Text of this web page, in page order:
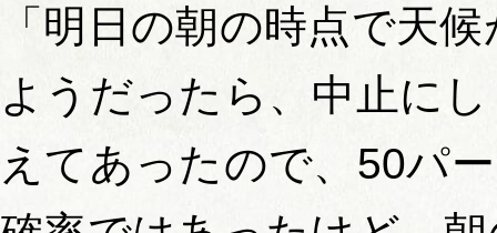
「明日の朝の時点で天
ようだったら、中止に
えてあったので、50パ